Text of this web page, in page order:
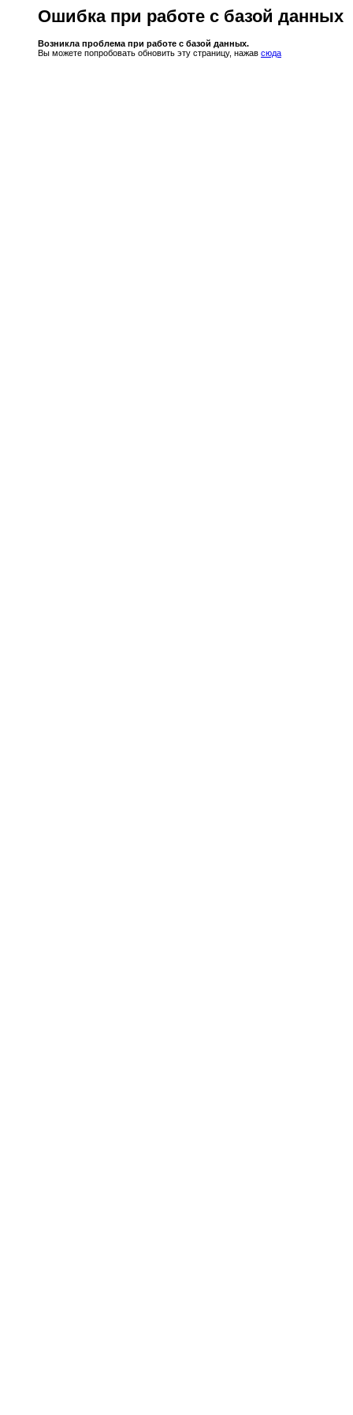
Ошибка при работе с базой данных
Возникла проблема при работе с базой данных.
Вы можете попробовать обновить эту страницу, нажав сюда